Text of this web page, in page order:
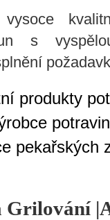
vysoce
s
produkty
pekařských
Grilování